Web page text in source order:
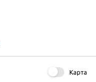
Карта